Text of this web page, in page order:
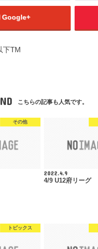
Google+
下TM
こちらの記事も人気です。
その他
2022.4.9
4/9 U12府リーグ
トピックス